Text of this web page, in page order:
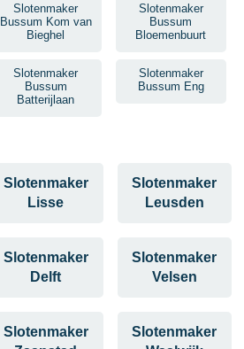
Slotenmaker
Bussum Kom van
Bieghel
Slotenmaker
Bussum
Bloemenbuurt
Slotenmaker
Bussum
Batterijlaan
Slotenmaker
Bussum Eng
Slotenmaker
Lisse
Slotenmaker
Leusden
Slotenmaker
Delft
Slotenmaker
Velsen
Slotenmaker
Slotenmaker